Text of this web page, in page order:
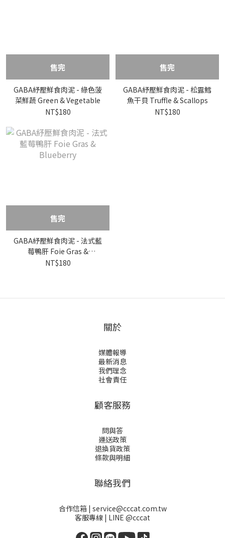
售完
GABA紓壓鮮食肉泥 - 綠色菠
菜鮮蔬 Green & Vegetable
NT$180
售完
GABA紓壓鮮食肉泥 - 松露鱈
魚干貝 Truffle & Scallops
NT$180
售完
GABA紓壓鮮食肉泥 - 法式藍
莓鴨肝 Foie Gras &
Blueberry
NT$180
關於
媒體報導
最新消息
我們理念
社會責任
顧客服務
問與答
運送政策
退換貨政策
條款與明細
聯絡我們
合作信箱 | service@cccat.com.tw
客服專線 | LINE @cccat